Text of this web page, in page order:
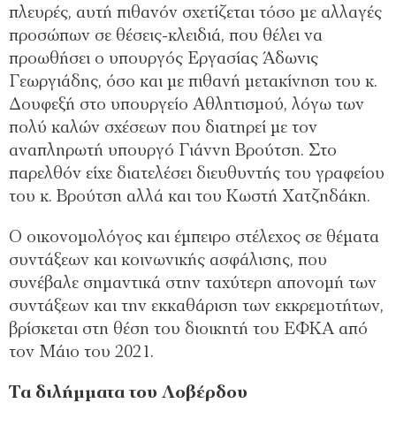
πλευρές, αυτή πιθανόν σχετίζεται τόσο με αλλαγές
προσώπων σε θέσεις-κλειδιά, που θέλει να
προωθήσει ο υπουργός Εργασίας Άδωνις
Γεωργιάδης, όσο και με πιθανή μετακίνηση του κ.
Δουφεξή στο υπουργείο Αθλητισμού, λόγω των
πολύ καλών σχέσεων που διατηρεί με τον
αναπληρωτή υπουργό Γιάννη Βρούτση. Στο
παρελθόν είχε διατελέσει διευθυντής του γραφείου
του κ. Βρούτση αλλά και του Κωστή Χατζηδάκη.
Ο οικονομολόγος και έμπειρο στέλεχος σε θέματα
συντάξεων και κοινωνικής ασφάλισης, που
συνέβαλε σημαντικά στην ταχύτερη απονομή των
συντάξεων και την εκκαθάριση των εκκρεμοτήτων,
βρίσκεται στη θέση του διοικητή του ΕΦΚΑ από
τον Μάιο του 2021.
Τα διλήμματα του Λοβέρδου